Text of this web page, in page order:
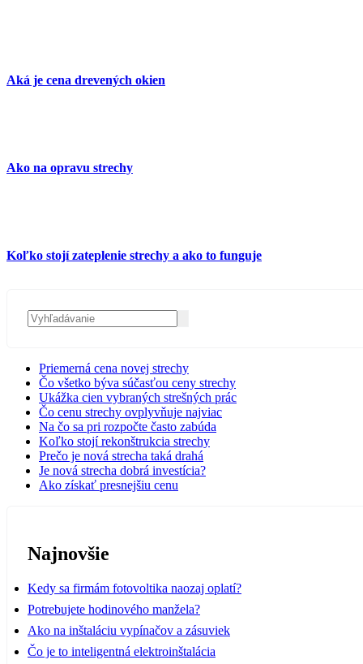
Aká je cena drevených okien
Ako na opravu strechy
Koľko stojí zateplenie strechy a ako to funguje
Priemerná cena novej strechy
Čo všetko býva súčasťou ceny strechy
Ukážka cien vybraných strešných prác
Čo cenu strechy ovplyvňuje najviac
Na čo sa pri rozpočte často zabúda
Koľko stojí rekonštrukcia strechy
Prečo je nová strecha taká drahá
Je nová strecha dobrá investícia?
Ako získať presnejšiu cenu
Najnovšie
Kedy sa firmám fotovoltika naozaj oplatí?
Potrebujete hodinového manžela?
Ako na inštaláciu vypínačov a zásuviek
Čo je to inteligentná elektroinštalácia